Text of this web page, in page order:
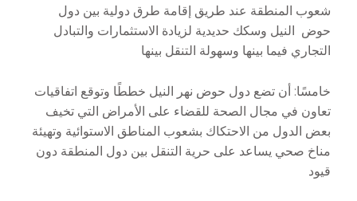
شعوب المنطقة عند طريق إقامة طرق دولية بين دول
حوض النيل وسكك حديدية لزيادة الاستثمارات والتبادل
التجاري فيما بينها وسهولة التنقل بينها
خامسًا: أن تضع دول حوض نهر النيل خططًا وتوقع اتفاقيات
تعاون في مجال الصحة للقضاء على الأمراض التي تخيف
بعض الدول من الاحتكاك بشعوب المناطق الاستوائية وتهيئة
مناخ صحي يساعد على حرية التنقل بين دول المنطقة دون
قيود